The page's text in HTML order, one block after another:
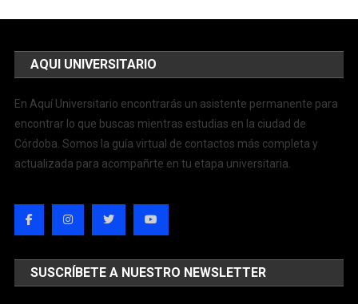
AQUI UNIVERSITARIO
En Aquí Universitario encontrarás un asistente permanente para
encontrar lo que buscas mientras estudias en la ciudad de
Córdoba. Somos la guía virtual de contactos más completa y
actualizada para acompañrte en tu etapa universitaria.
SUSCRÍBETE A NUESTRO NEWSLETTER